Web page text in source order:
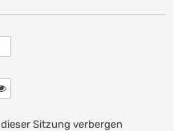
Sitzung verbergen